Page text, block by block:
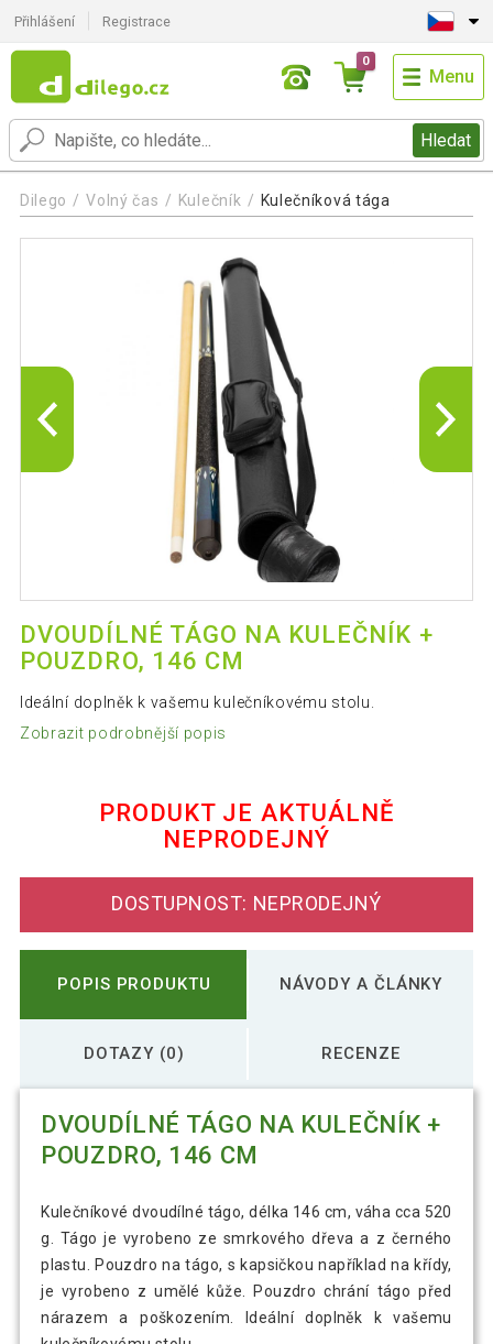
Přihlášení Registrace
Hledat
0
Menu
Dilego Volný čas Kulečník Kulečníková tága
DVOUDÍLNÉ TÁGO NA KULEČNÍK +
POUZDRO, 146 CM
Ideální doplněk k vašemu kulečníkovému stolu.
Zobrazit podrobnější popis
PRODUKT JE AKTUÁLNĚ
NEPRODEJNÝ
DOSTUPNOST: NEPRODEJNÝ
POPIS PRODUKTU NÁVODY A ČLÁNKY
DOTAZY (0) RECENZE
DVOUDÍLNÉ TÁGO NA KULEČNÍK +
POUZDRO, 146 CM
Kulečníkové dvoudílné tágo, délka 146 cm, váha cca 520
g. Tágo je vyrobeno ze smrkového dřeva a z černého
plastu. Pouzdro na tágo, s kapsičkou například na křídy,
je vyrobeno z umělé kůže. Pouzdro chrání tágo před
nárazem a poškozením. Ideální doplněk k vašemu